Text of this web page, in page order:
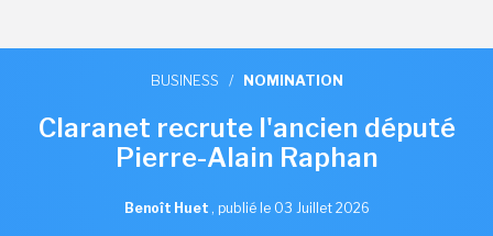
BUSINESS / NOMINATION
Claranet recrute l'ancien député
Pierre-Alain Raphan
Benoît Huet , publié le 03 Juillet 2026